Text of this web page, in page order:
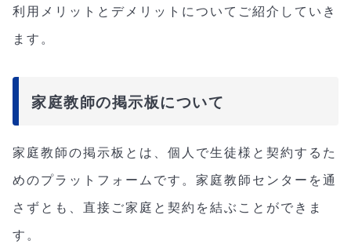
利用メリットとデメリットについてご紹介していき
ます。
家庭教師の掲示板について
家庭教師の掲示板とは、個人で生徒様と契約するた
めのプラットフォームです。家庭教師センターを通
さずとも、直接ご家庭と契約を結ぶことができま
す。